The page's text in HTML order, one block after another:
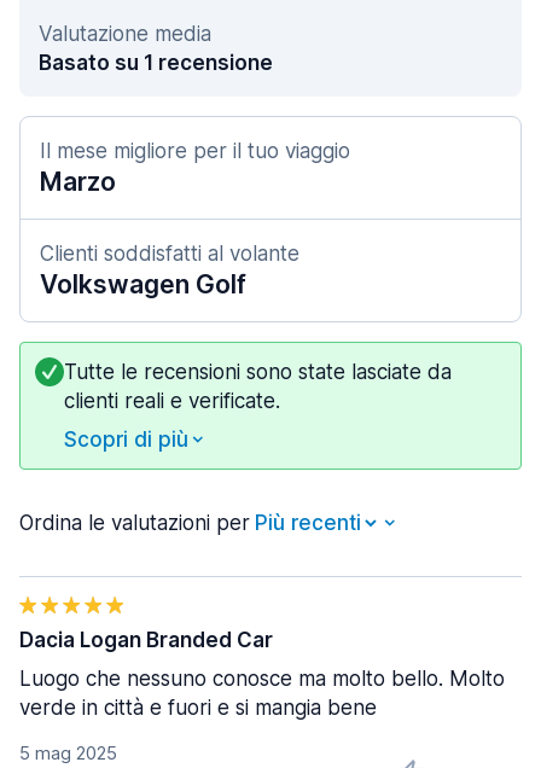
Valutazione media
Basato su 1 recensione
Il mese migliore per il tuo viaggio
Marzo
Clienti soddisfatti al volante
Volkswagen Golf
Tutte le recensioni sono state lasciate da
clienti reali e verificate.
Scopri di più
Ordina le valutazioni per
5 mag 2025
Dacia Logan Branded Car
Luogo che nessuno conosce ma molto bello. Molto
verde in città e fuori e si mangia bene